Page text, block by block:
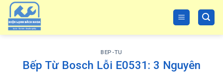
Skip
content
BEP-TU
Bếp Từ Bosch Lỗi E0531: 3 Nguyên